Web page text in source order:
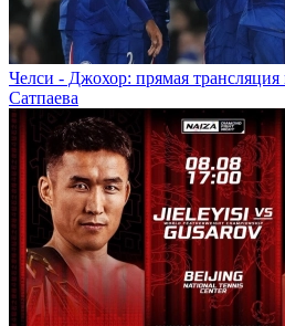
Челси - Джохор: прямая трансляция
Сатпаева